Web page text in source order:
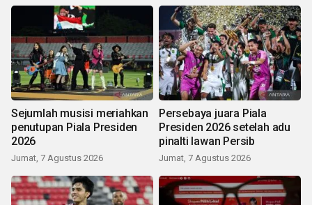
Sejumlah musisi meriahkan
penutupan Piala Presiden
2026
Jumat, 7 Agustus 2026
Persebaya juara Piala
Presiden 2026 setelah adu
pinalti lawan Persib
Jumat, 7 Agustus 2026